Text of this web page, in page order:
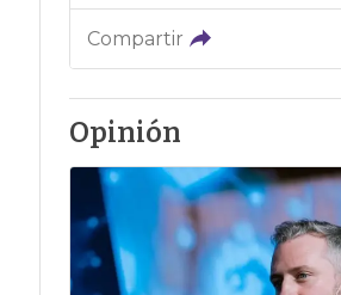
Compartir
Opinión